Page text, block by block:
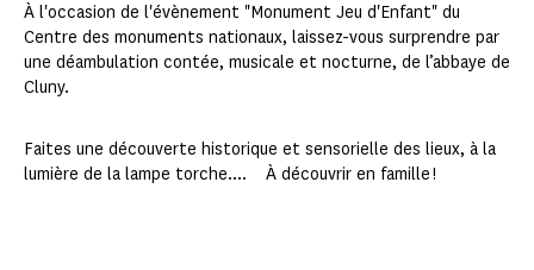
À l'occasion de l'évènement "Monument Jeu d'Enfant" du
Centre des monuments nationaux, laissez-vous surprendre par
une déambulation contée, musicale et nocturne, de l’abbaye de
Cluny.
Faites une découverte historique et sensorielle des lieux, à la
lumière de la lampe torche.... À découvrir en famille !